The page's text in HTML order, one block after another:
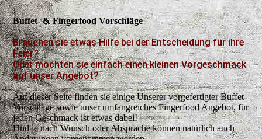
Buffet- & Fingerfood Vorschläge
Brauchen sie etwas Hilfe bei der Entscheidung für ihre
Feier?
Oder möchten sie einfach einen kleinen Vorgeschmack
auf unser Angebot?
Auf dieser Seite finden sie einige Unserer vorgefertigter Buffet-
Vorschläge sowie unser umfangreiches Fingerfood Angebot, für
jeden Geschmack ist etwas dabei!
Und je nach Wunsch oder Absprache können natürlich auch